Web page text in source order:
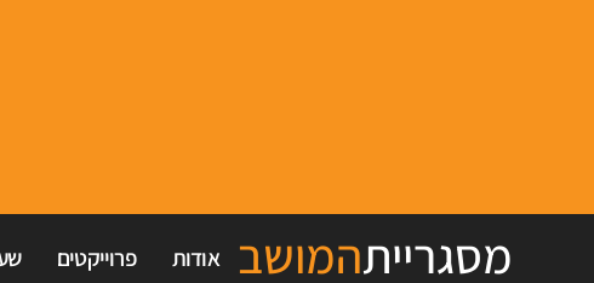
מסגרייתהמושב אודות פרוייקטים